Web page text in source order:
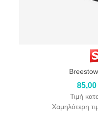
85,00
Τιμή
Χαμηλότερη